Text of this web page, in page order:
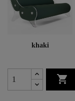
khaki
